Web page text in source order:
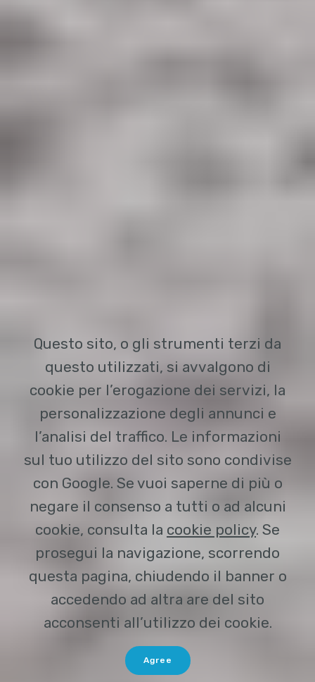
Questo sito, o gli strumenti terzi da
questo utilizzati, si avvalgono di
cookie per l’erogazione dei servizi, la
personalizzazione degli annunci e
l’analisi del traffico. Le informazioni
sul tuo utilizzo del sito sono condivise
con Google. Se vuoi saperne di più o
negare il consenso a tutti o ad alcuni
cookie, consulta la cookie policy. Se
prosegui la navigazione, scorrendo
questa pagina, chiudendo il banner o
accedendo ad altra are del sito
acconsenti all’utilizzo dei cookie.
Agree